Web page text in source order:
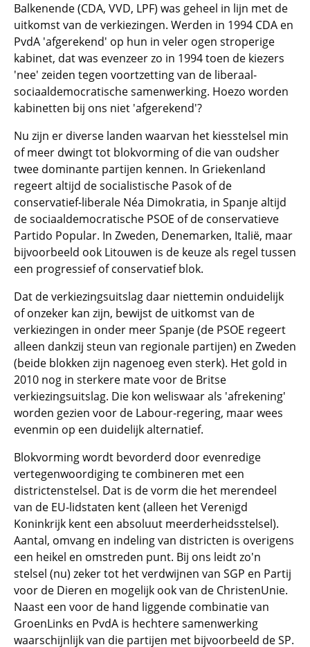
Balkenende (CDA, VVD, LPF) was geheel in lijn met de
uitkomst van de verkiezingen. Werden in 1994 CDA en
PvdA 'afgerekend' op hun in veler ogen stroperige
kabinet, dat was evenzeer zo in 1994 toen de kiezers
'nee' zeiden tegen voortzetting van de liberaal-
sociaaldemocratische samenwerking. Hoezo worden
kabinetten bij ons niet 'afgerekend'?
Nu zijn er diverse landen waarvan het kiesstelsel min
of meer dwingt tot blokvorming of die van oudsher
twee dominante partijen kennen. In Griekenland
regeert altijd de socialistische Pasok of de
conservatief-liberale Néa Dimokratia, in Spanje altijd
de sociaaldemocratische PSOE of de conservatieve
Partido Popular. In Zweden, Denemarken, Italië, maar
bijvoorbeeld ook Litouwen is de keuze als regel tussen
een progressief of conservatief blok.
Dat de verkiezingsuitslag daar niettemin onduidelijk
of onzeker kan zijn, bewijst de uitkomst van de
verkiezingen in onder meer Spanje (de PSOE regeert
alleen dankzij steun van regionale partijen) en Zweden
(beide blokken zijn nagenoeg even sterk). Het gold in
2010 nog in sterkere mate voor de Britse
verkiezingsuitslag. Die kon weliswaar als 'afrekening'
worden gezien voor de Labour-regering, maar wees
evenmin op een duidelijk alternatief.
Blokvorming wordt bevorderd door evenredige
vertegenwoordiging te combineren met een
districtenstelsel. Dat is de vorm die het merendeel
van de EU-lidstaten kent (alleen het Verenigd
Koninkrijk kent een absoluut meerderheidsstelsel).
Aantal, omvang en indeling van districten is overigens
een heikel en omstreden punt. Bij ons leidt zo'n
stelsel (nu) zeker tot het verdwijnen van SGP en Partij
voor de Dieren en mogelijk ook van de ChristenUnie.
Naast een voor de hand liggende combinatie van
GroenLinks en PvdA is hechtere samenwerking
waarschijnlijk van die partijen met bijvoorbeeld de SP.